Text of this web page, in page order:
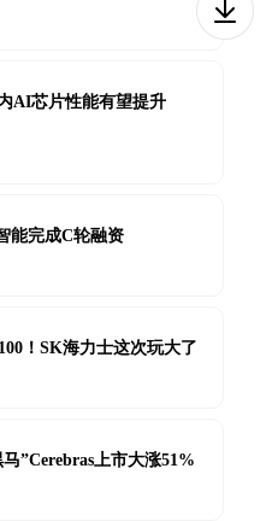
AI芯片性能有望提升
能完成C轮融资
！SK海力士这次玩大了
”Cerebras上市大涨51%